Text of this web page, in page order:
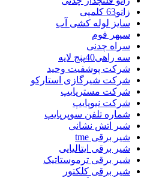
زانو63 کلمپی
سایز لوله کشی آب
سپهر فوم
سراه چدنی
سه راهی40پنج لایه
شرکت پوشفیت وحید
شرکت شیرگازی استارکو
شرکت مسترپایپ
شرکت نیوپایپ
شماره تلفن سوپرپایپ
شیر اتش نشانی
شیر برقی tme
شیر برقی ایتالیایی
شیر برقی ترموستاتیک
شیر برقی کلکتور